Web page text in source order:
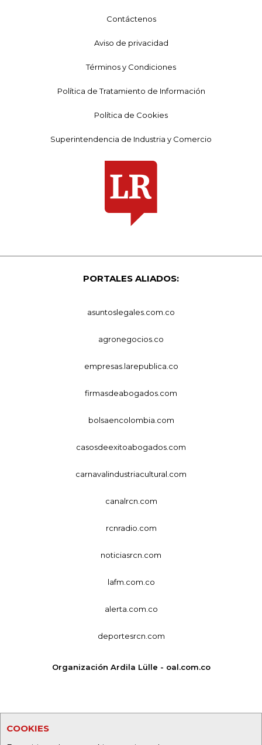
COOKIES
Contáctenos
Aviso de privacidad
Términos y Condiciones
Política de Tratamiento de Información
Política de Cookies
Superintendencia de Industria y Comercio
PORTALES ALIADOS:
asuntoslegales.com.co
agronegocios.co
empresas.larepublica.co
firmasdeabogados.com
bolsaencolombia.com
casosdeexitoabogados.com
carnavalindustriacultural.com
canalrcn.com
rcnradio.com
noticiasrcn.com
lafm.com.co
alerta.com.co
deportesrcn.com
Organización Ardila Lülle - oal.com.co